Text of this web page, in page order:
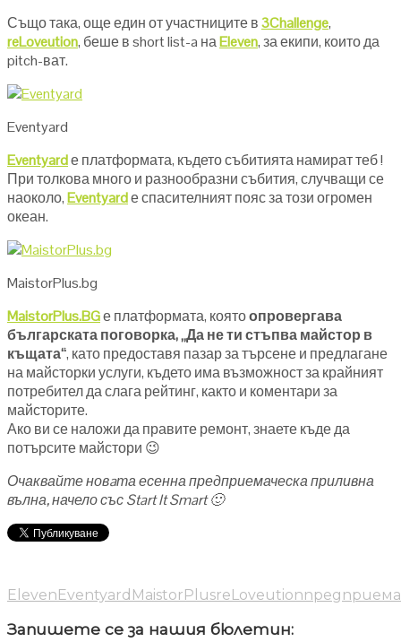
Също така, още един от участниците в3Challenge,
reLoveution, беше в short list-a наEleven, за екипи, които да
pitch-ват.
Eventyard
Eventyardе платформата, където събитията намират теб !
При толкова много и разнообразни събития, случващи се
наоколо,Eventyardе спасителният пояс за този огромен
океан.
MaistorPlus.bg
MaistorPlus.BGе платформата, коятоопровергава
българската поговорка, „Да не ти стъпва майстор в
къщата“, като предоставя пазар за търсене и предлагане
на майсторки услуги, където има възможност за крайният
потребител да слага рейтинг, както и коментари за
майсторите.
Ако ви се наложи да правите ремонт, знаете къде да
потърсите майстори 😉
Очаквайте новaта есенна предприемаческа приливна
вълна, начело със Start It Smart 🙂
ElevenEventyard MaistorPlusreLoveution
Запишете се за нашия бюлетин: